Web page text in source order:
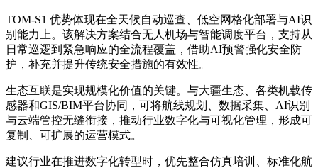
TOM-S1 优势体现在全天候自动巡查、低空网格化部署与AI识
别能力上。该解决方案结合无人机场与智能调度平台，支持从
日常巡逻到紧急响应的全流程覆盖，借助AI预警强化安全防
护，补充并提升传统安全措施的有效性。
生态互联是实现规模化价值的关键。与大疆生态、各类机载传
感器和GIS/BIM平台协同，可将航线规划、数据采集、AI识别
与云端管控无缝衔接，推动行业数字化与可视化管理，形成可
复制、可扩展的运营模式。
建议行业在推进数字化转型时，优先整合仿真培训、标准化航